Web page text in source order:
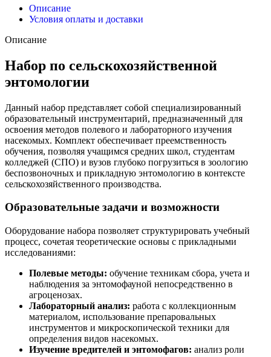
Описание
Условия оплаты и доставки
Описание
Набор по сельскохозяйственной
энтомологии
Данный набор представляет собой специализированный
образовательный инструментарий, предназначенный для
освоения методов полевого и лабораторного изучения
насекомых. Комплект обеспечивает преемственность
обучения, позволяя учащимся средних школ, студентам
колледжей (СПО) и вузов глубоко погрузиться в зоологию
беспозвоночных и прикладную энтомологию в контексте
сельскохозяйственного производства.
Образовательные задачи и возможности
Оборудование набора позволяет структурировать учебный
процесс, сочетая теоретические основы с прикладными
исследованиями:
Полевые методы: обучение техникам сбора, учета и
наблюдения за энтомофауной непосредственно в
агроценозах.
Лабораторный анализ: работа с коллекционным
материалом, использование препаровальных
инструментов и микроскопической техники для
определения видов насекомых.
Изучение вредителей и энтомофагов: анализ роли